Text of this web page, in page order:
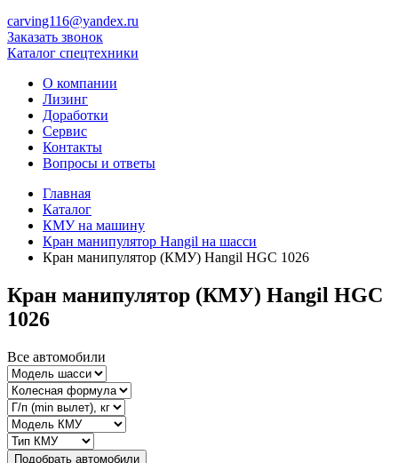
carving116@yandex.ru
Заказать звонок
Каталог спецтехники
О компании
Лизинг
Доработки
Сервис
Контакты
Вопросы и ответы
Главная
Каталог
КМУ на машину
Кран манипулятор Hangil на шасси
Кран манипулятор (КМУ) Hangil HGC 1026
Кран манипулятор (КМУ) Hangil HGC
1026
Все автомобили
Подобрать автомобили